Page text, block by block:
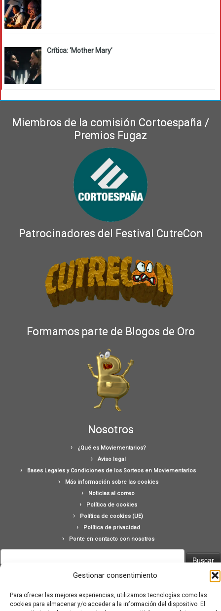
Gestionar consentimiento
Para ofrecer las mejores experiencias, utilizamos tecnologías como las
cookies para almacenar y/o acceder a la información del dispositivo. El
Crítica: ‘Mother Mary’
Miembros de la comisión Cortoespaña /
Premios Fugaz
Patrocinadores del Festival CutreCon
Formamos parte de Blogos de Oro
Nosotros
¿Qué es Moviementarios?
Aviso legal
Bases Legales y Condiciones de los Sorteos en Moviementarios
Más información sobre las cookies
Noticias al correo
Política de cookies
Política de cookies (UE)
Política de privacidad
Ponte en contacto con nosotros